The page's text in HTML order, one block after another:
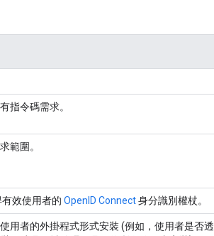
指令碼需求。
範圍。
效使用者的 Open ID Connect身分識別權杖。
用者的外掛程式形式安裝 (例如，使用者是否透